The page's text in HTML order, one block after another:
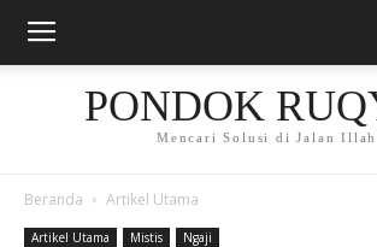
PONDOK
Mencari Solusi di Jalan
Beranda Artikel Utama
Artikel Utama Mistis Ngaji